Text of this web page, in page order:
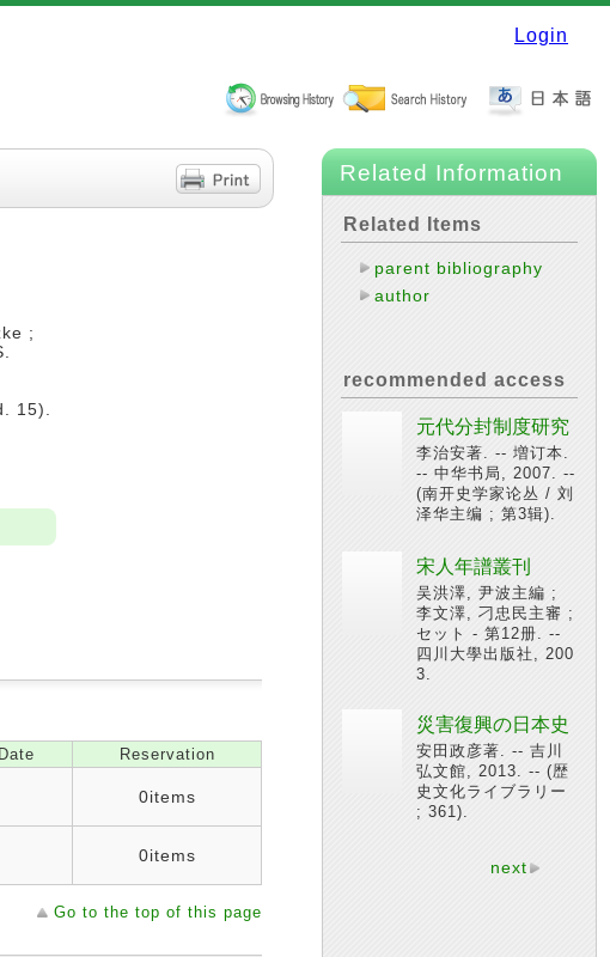
Login
;
15).
Reservation
0items
0items
Go to the top of this page
Related Information
Related Items
parent bibliography
author
recommended access
元代分封制度研究
李治安著. -- 増订本.
-- 中华书局, 2007. --
(南开史学家论丛 / 刘
泽华主编 ; 第3辑).
宋人年譜叢刊
吴洪澤, 尹波主編 ;
李文澤, 刁忠民主審 ;
セット - 第12册. --
四川大學出版社, 200
3.
災害復興の日本史
安田政彦著. -- 吉川
弘文館, 2013. -- (歴
史文化ライブラリー
; 361).
next